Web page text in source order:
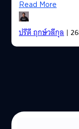
Read More
ปรีดี ฤกษ์วลีกุล|